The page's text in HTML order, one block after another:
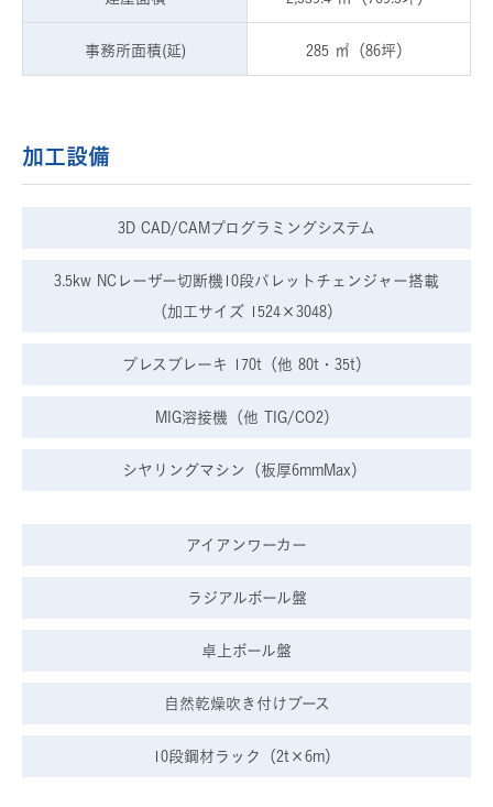
事務所面積(延) 285 ㎡ （86坪）
加工設備
3D CAD/CAMプログラミングシステム
3.5kw NCレーザー切断機10段パレットチェンジャー搭載
（加工サイズ 1524×3048）
プレスブレーキ 170t（他 80t・35t）
MIG溶接機（他 TIG/CO2）
シヤリングマシン（板厚6mmMax）
アイアンワーカー
ラジアルボール盤
卓上ボール盤
自然乾燥吹き付けブース
10段鋼材ラック（2t×6m）